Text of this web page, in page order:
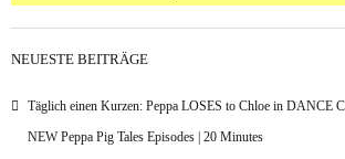
NEUESTE BEITRÄGE
Täglich einen Kurzen: Peppa LOSES to Chloe in DANCE
NEW Peppa Pig Tales Episodes | 20 Minutes